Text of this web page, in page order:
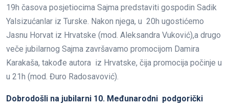
19h časova posjetiocima Sajma predstaviti gospodin Sadik
Yalsizućanlar iz Turske. Nakon njega, u 20h ugostićemo
Jasnu Horvat iz Hrvatske (mod. Aleksandra Vuković),a drugo
veče jubilarnog Sajma završavamo promocijom Damira
Karakaša, takođe autora iz Hrvatske, čija promocija počinje u
u 21h (mod. Đuro Radosavović).
Dobrodošli na jubilarni 10. Međunarodni podgorički